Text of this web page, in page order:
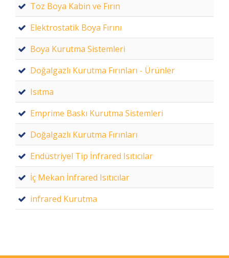
Toz Boya Kabin ve Fırın
Elektrostatik Boya Fırını
Boya Kurutma Sistemleri
Doğalgazlı Kurutma Fırınları - Ürünler
Isıtma
Emprime Baskı Kurutma Sistemleri
Doğalgazlı Kurutma Fırınları
Endüstriyel Tip İnfrared Isıtıcılar
İç Mekan İnfrared Isıtıcılar
infrared Kurutma